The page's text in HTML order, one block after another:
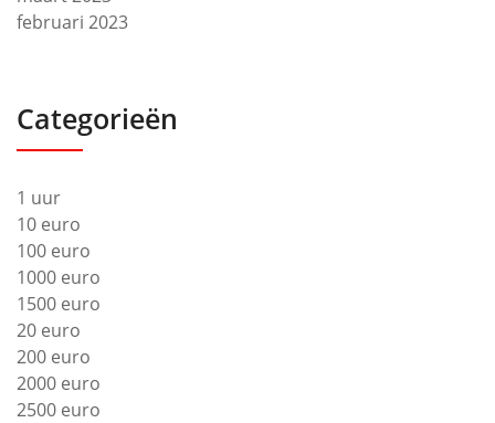
februari 2023
Categorieën
1 uur
10 euro
100 euro
1000 euro
1500 euro
20 euro
200 euro
2000 euro
2500 euro